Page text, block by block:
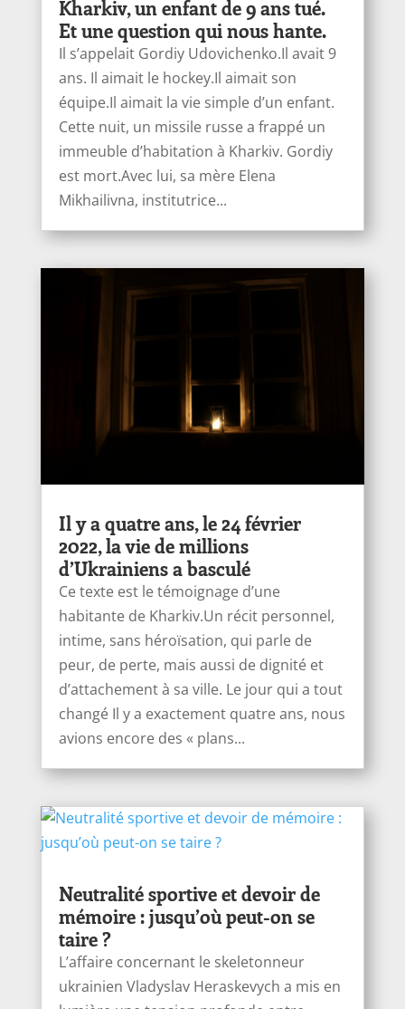
Kharkiv, un enfant de 9 ans tué.
Et une question qui nous hante.
Il s’appelait Gordiy Udovichenko.Il avait 9
ans. Il aimait le hockey.Il aimait son
équipe.Il aimait la vie simple d’un enfant.
Cette nuit, un missile russe a frappé un
immeuble d’habitation à Kharkiv. Gordiy
est mort.Avec lui, sa mère Elena
Mikhailivna, institutrice...
Il y a quatre ans, le 24 février
2022, la vie de millions
d’Ukrainiens a basculé
Ce texte est le témoignage d’une
habitante de Kharkiv.Un récit personnel,
intime, sans héroïsation, qui parle de
peur, de perte, mais aussi de dignité et
d’attachement à sa ville. Le jour qui a tout
changé Il y a exactement quatre ans, nous
avions encore des « plans...
Neutralité sportive et devoir de
mémoire : jusqu’où peut-on se
taire ?
L’affaire concernant le skeletonneur
ukrainien Vladyslav Heraskevych a mis en